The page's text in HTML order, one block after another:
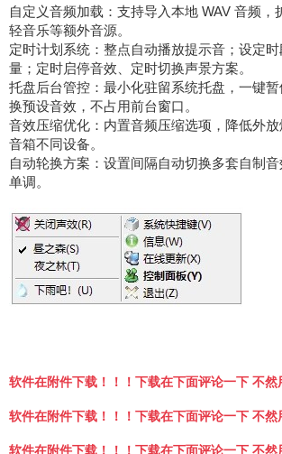
自定义音频加载：支持导入本地 WAV 音频，
轻音乐等额外音源。
定时计划系统：整点自动播放提示音；设定
量；定时启停音效、定时切换声景方案。
托盘后台管控：最小化驻留系统托盘，一键
换预设音效，不占用前台窗口。
音效压缩优化：内置音频压缩选项，降低外放
音箱不同设备。
自动轮换方案：设置间隔自动切换多套自制
单调。
软件在附件下载！！！下载在下面评论一下 不然
软件在附件下载！！！下载在下面评论一下 不然
软件在附件下载！！！下载在下面评论一下 不然